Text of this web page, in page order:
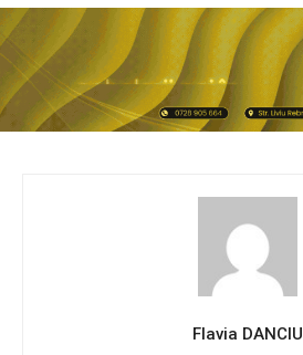
Flavia DANCIU